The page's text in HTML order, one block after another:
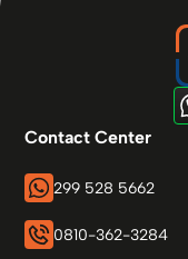
Contact Center
299 528 5662
0810-362-3284